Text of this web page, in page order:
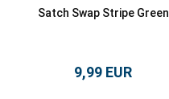
Satch Swap Stripe Green
9,99 EUR